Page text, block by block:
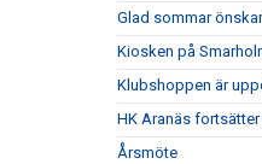
Glad sommar
Kiosken på
Klubshoppen är
HK Aranäs
Årsmöte